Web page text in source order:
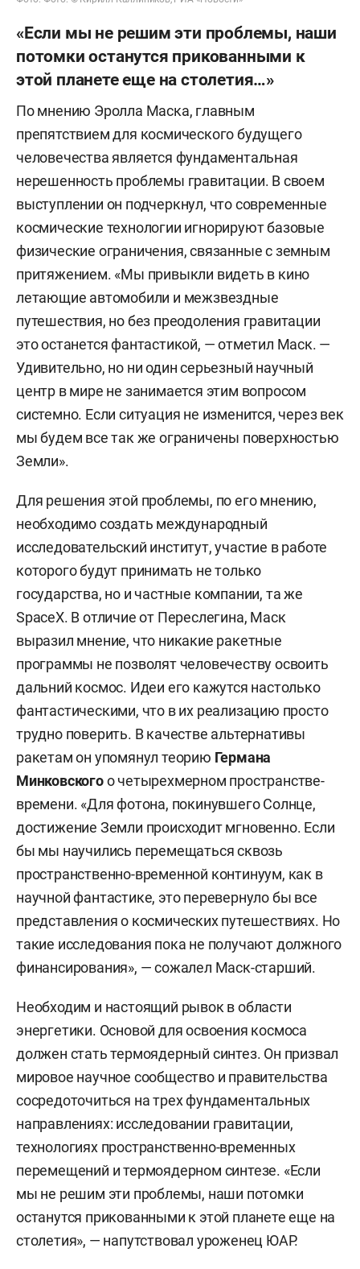
«Если мы не решим эти проблемы, наши
потомки останутся прикованными к
этой планете еще на столетия…»
По мнению Эролла Маска, главным
препятствием для космического будущего
человечества является фундаментальная
нерешенность проблемы гравитации. В своем
выступлении он подчеркнул, что современные
космические технологии игнорируют базовые
физические ограничения, связанные с земным
притяжением. «Мы привыкли видеть в кино
летающие автомобили и межзвездные
путешествия, но без преодоления гравитации
это останется фантастикой, — отметил Маск. —
Удивительно, но ни один серьезный научный
центр в мире не занимается этим вопросом
системно. Если ситуация не изменится, через век
мы будем все так же ограничены поверхностью
Земли».
Для решения этой проблемы, по его мнению,
необходимо создать международный
исследовательский институт, участие в работе
которого будут принимать не только
государства, но и частные компании, та же
SpaceX. В отличие от Переслегина, Маск
выразил мнение, что никакие ракетные
программы не позволят человечеству освоить
дальний космос. Идеи его кажутся настолько
фантастическими, что в их реализацию просто
трудно поверить. В качестве альтернативы
ракетам он упомянул теорию Германа
Минковскогоо четырехмерном пространстве-
времени. «Для фотона, покинувшего Солнце,
достижение Земли происходит мгновенно. Если
бы мы научились перемещаться сквозь
пространственно-временной континуум, как в
научной фантастике, это перевернуло бы все
представления о космических путешествиях. Но
такие исследования пока не получают должного
финансирования», — сожалел Маск-старший.
Необходим и настоящий рывок в области
энергетики. Основой для освоения космоса
должен стать термоядерный синтез. Он призвал
мировое научное сообщество и правительства
сосредоточиться на трех фундаментальных
направлениях: исследовании гравитации,
технологиях пространственно-временных
перемещений и термоядерном синтезе. «Если
мы не решим эти проблемы, наши потомки
останутся прикованными к этой планете еще на
столетия», — напутствовал уроженец ЮАР.